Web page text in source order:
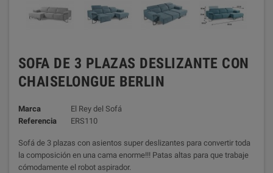
SOFA DE 3 PLAZAS DESLIZANTE CON
CHAISELONGUE BERLIN
Marca
El Rey del Sofá
Referencia
ERS110
Sofá de 3 plazas con asientos super deslizantes para convertir toda
la composición en una cama enorme!!! Patas altas para que trabaje
cómodamente el robot aspirador.